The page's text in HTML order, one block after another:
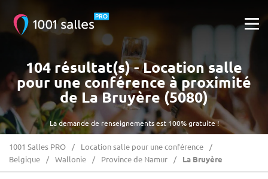
La demande de renseignements est 100% gratuite !
104 résultat(s) - Location salle
pour une conférence à proximité
de La Bruyère (5080)
1001 Salles PRO
Location salle pour une conférence
Belgique
Wallonie Province de Namur La Bruyère